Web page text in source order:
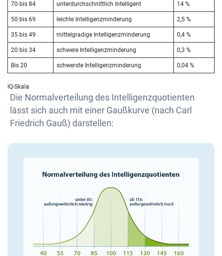
70 bis 84 unterdurchschnittlich Intelligent 14 %
50 bis 69 leichte Intelligenzminderung 2,5 %
35 bis 49 mittelgradige Intelligenzminderung 0,4 %
20 bis 34 schwere Intelligenzminderung 0,3 %
Bis 20 schwerste Intelligenzminderung 0,04 %
IQ-Skala
Die Normalverteilung des Intelligenzquotienten
lässt sich auch mit einer Gaußkurve (nach Carl
Friedrich Gauß) darstellen: